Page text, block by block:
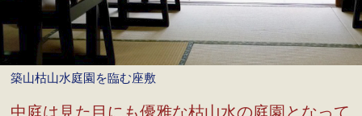
築山枯山水庭園を臨む座敷
中庭は見た目にも優雅な枯山水の庭園となって